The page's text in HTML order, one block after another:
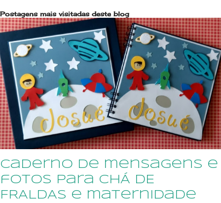
Postagens mais visitadas deste blog
caderno de mensagens e
fotos para CHÁ DE
FRALDAS e maternidade